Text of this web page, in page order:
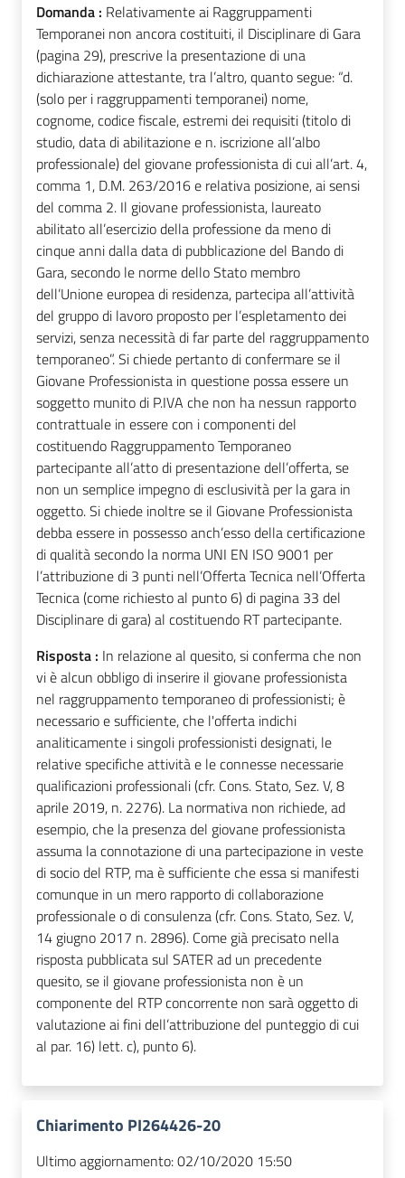
Domanda : Relativamente ai Raggruppamenti
Temporanei non ancora costituiti, il Disciplinare di Gara
(pagina 29), prescrive la presentazione di una
dichiarazione attestante, tra l’altro, quanto segue: “d.
(solo per i raggruppamenti temporanei) nome,
cognome, codice fiscale, estremi dei requisiti (titolo di
studio, data di abilitazione e n. iscrizione all’albo
professionale) del giovane professionista di cui all’art. 4,
comma 1, D.M. 263/2016 e relativa posizione, ai sensi
del comma 2. Il giovane professionista, laureato
abilitato all’esercizio della professione da meno di
cinque anni dalla data di pubblicazione del Bando di
Gara, secondo le norme dello Stato membro
dell’Unione europea di residenza, partecipa all’attività
del gruppo di lavoro proposto per l’espletamento dei
servizi, senza necessità di far parte del raggruppamento
temporaneo”. Si chiede pertanto di confermare se il
Giovane Professionista in questione possa essere un
soggetto munito di P.IVA che non ha nessun rapporto
contrattuale in essere con i componenti del
costituendo Raggruppamento Temporaneo
partecipante all’atto di presentazione dell’offerta, se
non un semplice impegno di esclusività per la gara in
oggetto. Si chiede inoltre se il Giovane Professionista
debba essere in possesso anch’esso della certificazione
di qualità secondo la norma UNI EN ISO 9001 per
l’attribuzione di 3 punti nell’Offerta Tecnica nell’Offerta
Tecnica (come richiesto al punto 6) di pagina 33 del
Disciplinare di gara) al costituendo RT partecipante.
Risposta : In relazione al quesito, si conferma che non
vi è alcun obbligo di inserire il giovane professionista
nel raggruppamento temporaneo di professionisti; è
necessario e sufficiente, che l'offerta indichi
analiticamente i singoli professionisti designati, le
relative specifiche attività e le connesse necessarie
qualificazioni professionali (cfr. Cons. Stato, Sez. V, 8
aprile 2019, n. 2276). La normativa non richiede, ad
esempio, che la presenza del giovane professionista
assuma la connotazione di una partecipazione in veste
di socio del RTP, ma è sufficiente che essa si manifesti
comunque in un mero rapporto di collaborazione
professionale o di consulenza (cfr. Cons. Stato, Sez. V,
14 giugno 2017 n. 2896). Come già precisato nella
risposta pubblicata sul SATER ad un precedente
quesito, se il giovane professionista non è un
componente del RTP concorrente non sarà oggetto di
valutazione ai fini dell’attribuzione del punteggio di cui
al par. 16) lett. c), punto 6).
Chiarimento PI264426-20
Ultimo aggiornamento:02/10/2020 15:50